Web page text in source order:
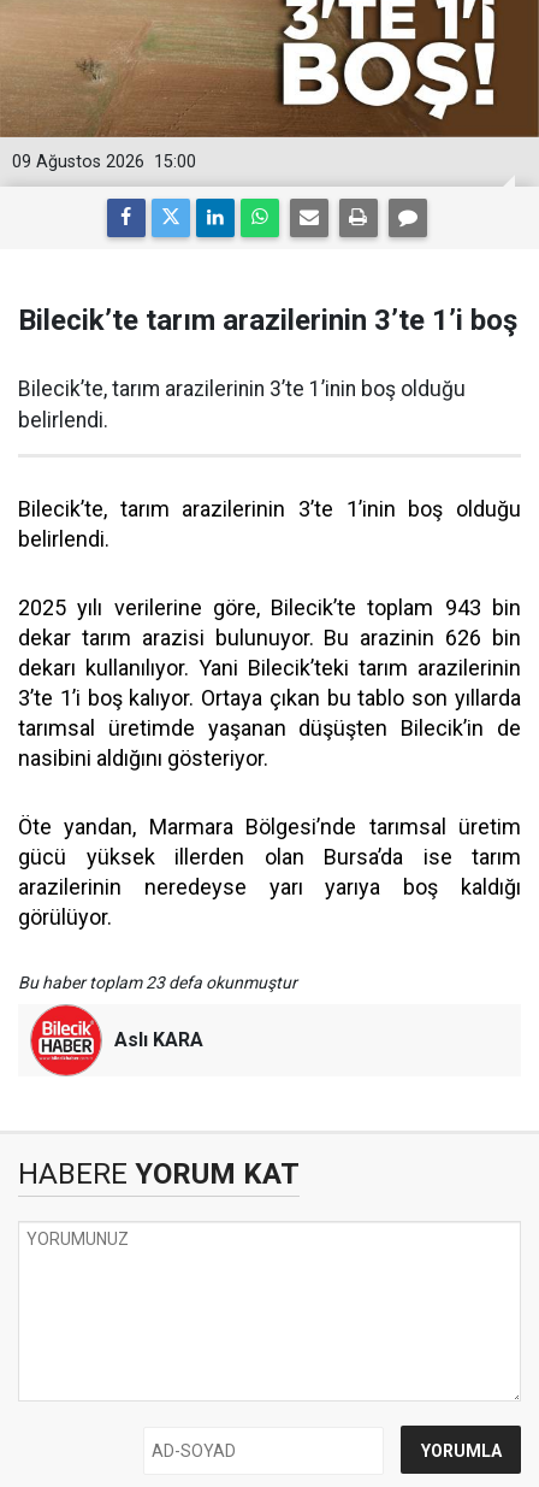
15:00
09 Ağustos 2026
Bilecik’te tarım arazilerinin 3’te 1’i boş
Bilecik’te, tarım arazilerinin 3’te 1’inin boş olduğu
belirlendi.
Bilecik’te, tarım arazilerinin 3’te 1’inin boş olduğu
belirlendi.
2025 yılı verilerine göre, Bilecik’te toplam 943 bin
dekar tarım arazisi bulunuyor. Bu arazinin 626 bin
dekarı kullanılıyor. Yani Bilecik’teki tarım arazilerinin
3’te 1’i boş kalıyor. Ortaya çıkan bu tablo son yıllarda
tarımsal üretimde yaşanan düşüşten Bilecik’in de
nasibini aldığını gösteriyor.
Öte yandan, Marmara Bölgesi’nde tarımsal üretim
gücü yüksek illerden olan Bursa’da ise tarım
arazilerinin neredeyse yarı yarıya boş kaldığı
görülüyor.
Bu haber toplam 23 defa okunmuştur
Aslı KARA
HABERE YORUM KAT